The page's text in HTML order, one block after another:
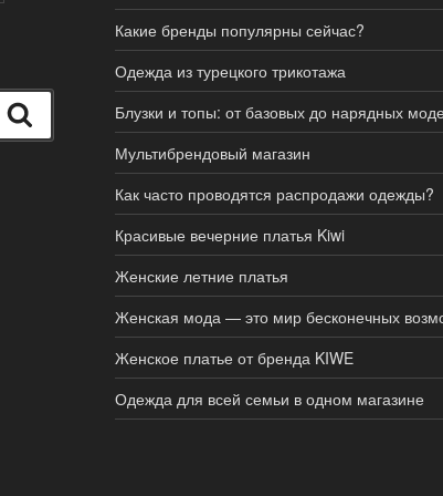
Какие бренды популярны сейчас?
Одежда из турецкого трикотажа
Блузки и топы: от базовых до нарядных
Мультибрендовый магазин
Как часто проводятся распродажи одежды?
Красивые вечерние платья Kiwi
Женские летние платья
Женская мода — это мир бесконечных
Женское платье от бренда KIWE
Одежда для всей семьи в одном магазине